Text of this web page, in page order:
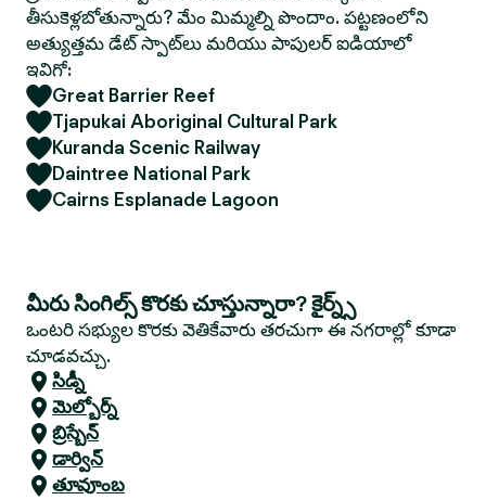
తీసుకెళ్లబోతున్నారు? మేం మిమ్మల్ని పొందాం. పట్టణంలోని
అత్యుత్తమ డేట్ స్పాట్‌లు మరియు పాపులర్ ఐడియాలో
ఇవిగో:
Great Barrier Reef
Tjapukai Aboriginal Cultural Park
Kuranda Scenic Railway
Daintree National Park
Cairns Esplanade Lagoon
మీరు సింగిల్స్ కొరకు చూస్తున్నారా? కైర్న్స్
ఒంటరి సభ్యుల కొరకు వెతికేవారు తరచుగా ఈ నగరాల్లో కూడా
చూడవచ్చు.
సిడ్నీ
మెల్బోర్న్
బ్రిస్బేన్
డార్విన్
తూవూంబ